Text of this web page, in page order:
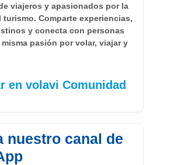
viajeros y apasionados por la
turismo. Comparte experiencias,
y conecta con personas
pasión por volar, viajar y
en volavi Comunidad
nuestro canal de